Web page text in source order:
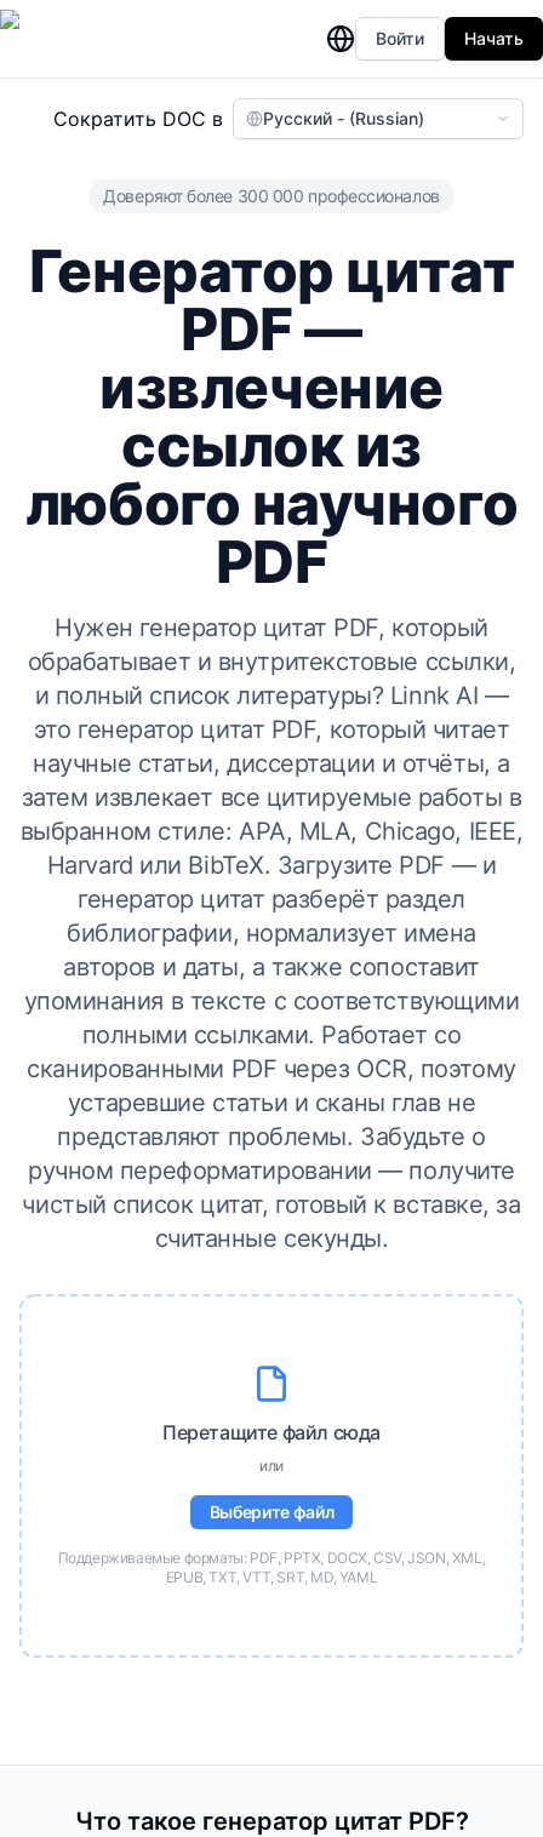
Войти Начать
Сократить DOC в Русский - (Russian)
Доверяют более 300 000 профессионалов
Генератор цитат
PDF —
извлечение
ссылок из
любого научного
PDF
Нужен генератор цитат PDF, который
обрабатывает и внутритекстовые ссылки,
и полный список литературы? Linnk AI —
это генератор цитат PDF, который читает
научные статьи, диссертации и отчёты, а
затем извлекает все цитируемые работы в
выбранном стиле: APA, MLA, Chicago, IEEE,
Harvard или BibTeX. Загрузите PDF — и
генератор цитат разберёт раздел
библиографии, нормализует имена
авторов и даты, а также сопоставит
упоминания в тексте с соответствующими
полными ссылками. Работает со
сканированными PDF через OCR, поэтому
устаревшие статьи и сканы глав не
представляют проблемы. Забудьте о
ручном переформатировании — получите
чистый список цитат, готовый к вставке, за
считанные секунды.
Перетащите файл сюда
или
Выберите файл
Поддерживаемые форматы: PDF, PPTX, DOCX, CSV, JSON, XML,
EPUB, TXT, VTT, SRT, MD, YAML
Что такое генератор цитат PDF?